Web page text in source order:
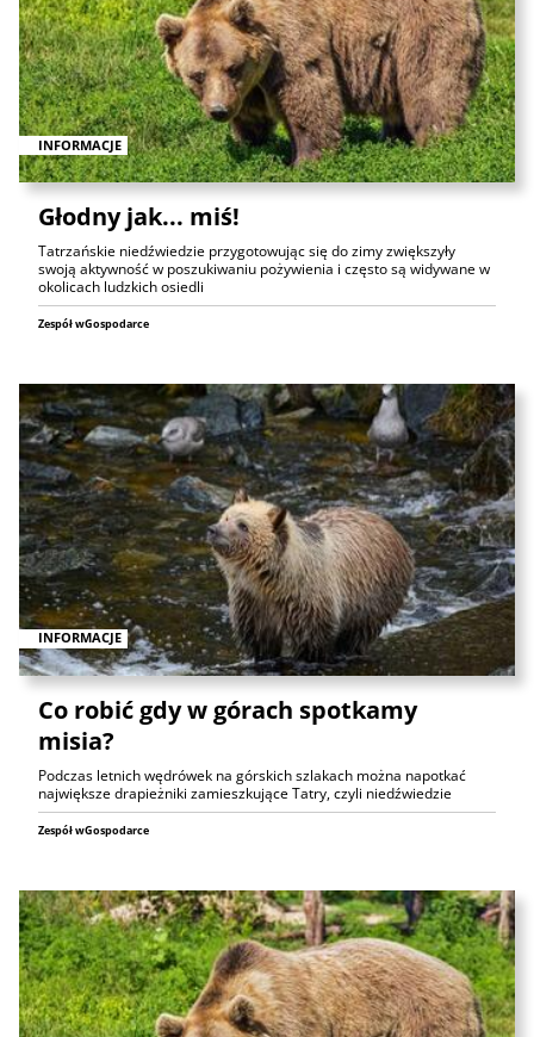
INFORMACJE
Głodny jak... miś!
Tatrzańskie niedźwiedzie przygotowując się do zimy zwiększyły
swoją aktywność w poszukiwaniu pożywienia i często są widywane w
okolicach ludzkich osiedli
Zespół wGospodarce
INFORMACJE
Co robić gdy w górach spotkamy
misia?
Podczas letnich wędrówek na górskich szlakach można napotkać
największe drapieżniki zamieszkujące Tatry, czyli niedźwiedzie
Zespół wGospodarce